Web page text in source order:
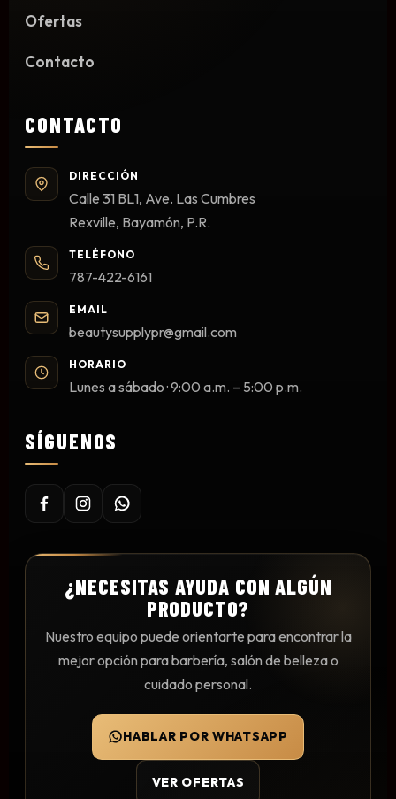
Limpieza y Desinfección
Monómeros
Pinceles
Lámparas de Secado
Nail Tips, Gel Tips y Pegas
Primer y Antifungal
Herramientas y Accesorios
Removedor de Callos
Cremas y Scrubs
Equipos y Más
Lo Nuevo
Ofertas
Contacto
CONTACTO
DIRECCIÓN
Calle 31 BL1, Ave. Las Cumbres
Rexville, Bayamón, P.R.
TELÉFONO
787-422-6161
EMAIL
beautysupplypr@gmail.com
HORARIO
Lunes a sábado · 9:00 a.m. – 5:00 p.m.
SÍGUENOS
¿NECESITAS AYUDA CON ALGÚN
PRODUCTO?
Nuestro equipo puede orientarte para encontrar la
mejor opción para barbería, salón de belleza o
cuidado personal.
HABLAR POR WHATSAPP
VER OFERTAS